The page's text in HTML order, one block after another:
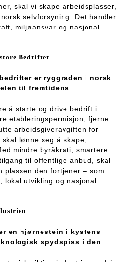
skal vi skape arbeidsplasser,
selvforsyning. Det handler
miljøansvar og nasjonal
Bedrifter
er ryggraden i norsk
til fremtidens
å starte og drive bedrift i
etableringspermisjon, fjerne
arbeidsgiveravgiften for
lønne seg å skape,
mindre byråkrati, smartere
til offentlige anbud, skal
plassen den fortjener – som
lokal utvikling og nasjonal
en hjørnestein i kystens
spydspiss i den